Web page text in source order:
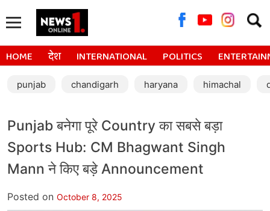
for:
HOME देश INTERNATIONAL POLITICS
punjab chandigarh haryana himachal
Punjab बनेगा पूरे Country का सबसे बड़ा
Sports Hub: CM Bhagwant Singh
Mann ने किए बड़े Announcement
Posted on October 8, 2025